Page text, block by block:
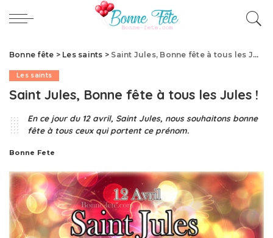
Bonne fête > Les saints > Saint Jules, Bonne fête à tous les Jules !
Les saints
Saint Jules, Bonne fête à tous les Jules !
En ce jour du 12 avril, Saint Jules, nous souhaitons bonne
fête à tous ceux qui portent ce prénom.
Publié
Bonne Fete